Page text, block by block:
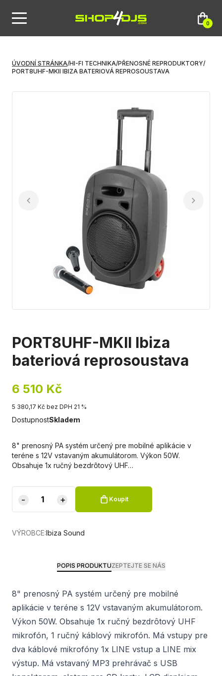
0
ÚVODNÍ STRÁNKA/HI-FI TECHNIKA/PŘENOSNÉ REPRODUKTORY/
PORT8UHF-MKII IBIZA BATERIOVÁ REPROSOUSTAVA
PORT8UHF-MKII Ibiza
bateriová reprosoustava
6 510 Kč
5 380,17 Kč bez DPH 21 %
DostupnostSkladem
8" prenosný PA systém určený pre mobilné aplikácie v
teréne s 12V vstavaným akumulátorom. Výkon 50W.
Obsahuje 1x ručný bezdrôtový UHF…
- + Koupit
VÝROBCE:Ibiza Sound
POPIS PRODUKTUZEPTEJTE SE NÁS
8" prenosný PA systém určený pre mobilné
aplikácie v teréne s 12V vstavaným akumulátorom.
Výkon 50W. Obsahuje 1x ručný bezdrôtový UHF
mikrofón, 1 ručný káblový mikrofón. Má vstupy pre
dva káblové mikrofóny 1x LINE vstup a LINE mix
výstup. Má vstavaný MP3 prehrávač s USB